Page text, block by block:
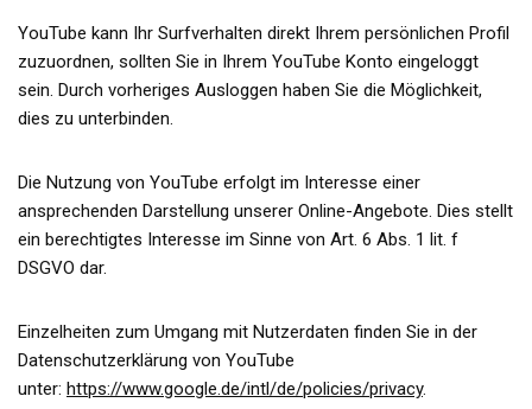
YouTube kann Ihr Surfverhalten direkt Ihrem persönlichen Profil
zuzuordnen, sollten Sie in Ihrem YouTube Konto eingeloggt
sein. Durch vorheriges Ausloggen haben Sie die Möglichkeit,
dies zu unterbinden.
Die Nutzung von YouTube erfolgt im Interesse einer
ansprechenden Darstellung unserer Online-Angebote. Dies stellt
ein berechtigtes Interesse im Sinne von Art. 6 Abs. 1 lit. f
DSGVO dar.
Einzelheiten zum Umgang mit Nutzerdaten finden Sie in der
Datenschutzerklärung von YouTube
unter: https://www.google.de/intl/de/policies/privacy.